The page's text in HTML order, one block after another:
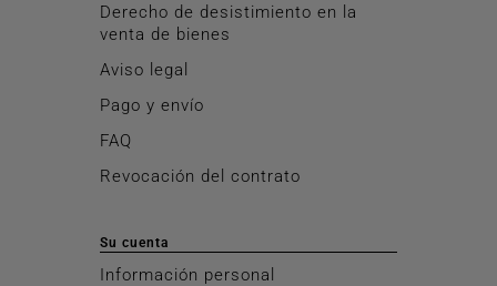
Derecho de desistimiento en la
venta de bienes
Aviso legal
Pago y envío
FAQ
Revocación del contrato
Su cuenta
Información personal